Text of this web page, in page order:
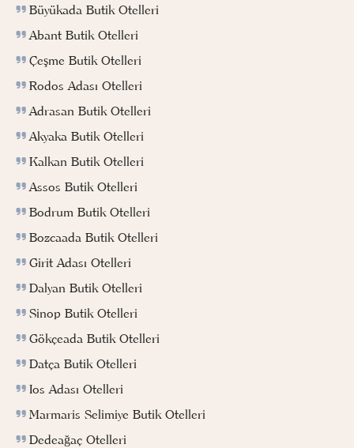
Büyükada Butik Otelleri
Abant Butik Otelleri
Çeşme Butik Otelleri
Rodos Adası Otelleri
Adrasan Butik Otelleri
Akyaka Butik Otelleri
Kalkan Butik Otelleri
Assos Butik Otelleri
Bodrum Butik Otelleri
Bozcaada Butik Otelleri
Girit Adası Otelleri
Dalyan Butik Otelleri
Sinop Butik Otelleri
Gökçeada Butik Otelleri
Datça Butik Otelleri
Ios Adası Otelleri
Marmaris Selimiye Butik Otelleri
Dedeağaç Otelleri